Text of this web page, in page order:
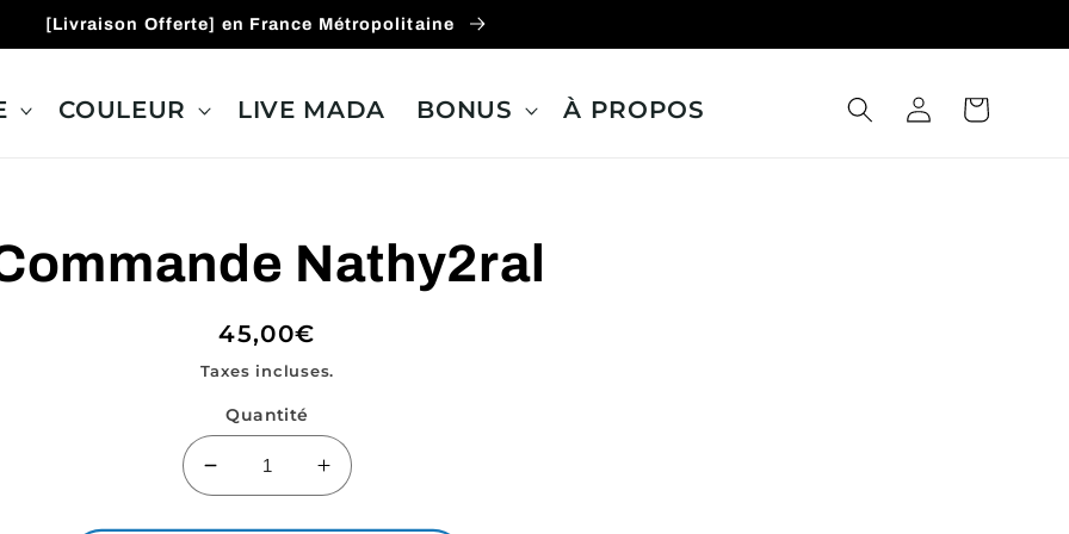
[Livraison Offerte] en France Métropolitaine
COULEUR LIVE MADA BONUS À PROPOS ConnexionPanier
Nathy2ral
Prix
habituel
45,00€
Taxes incluses.
Quantité
Réduire
la
Augmenter
la